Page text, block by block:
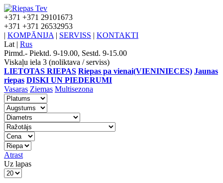
+371 +371 29101673
+371 +371 26532953
| KOMPĀNIJA | SERVISS | KONTAKTI
Lat | Rus
Pirmd.- Piektd. 9-19.00, Sestd. 9-15.00
Viskaļu iela 3 (noliktava / serviss)
LIETOTAS RIEPAS Riepas pa vienai(VIENINIECES) Jaunas
riepas DISKI UN PIEDERUMI
Vasaras Ziemas Multisezona
Atrast
Uz lapas